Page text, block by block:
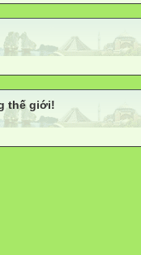
thế giới!